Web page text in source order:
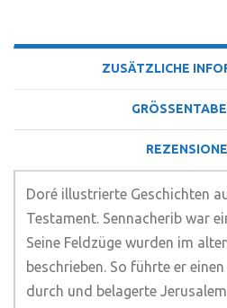
ZUSÄTZLICHE
Doré illustrierte Geschichten
Testament. Sennacherib war
Seine Feldzüge wurden im
beschrieben. So führte er
durch und belagerte